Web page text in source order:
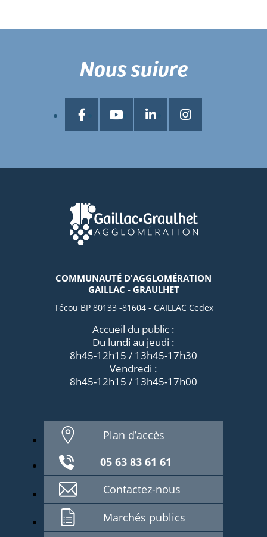
COMMUNAUTÉ D'AGGLOMÉRATION
GAILLAC - GRAULHET
Técou BP 80133 -81604 - GAILLAC Cedex
Accueil du public :
Du lundi au jeudi :
8h45-12h15 / 13h45-17h30
Vendredi :
8h45-12h15 / 13h45-17h00
Plan d’accès
05 63 83 61 61
Contactez-nous
Marchés publics
Nous suivre